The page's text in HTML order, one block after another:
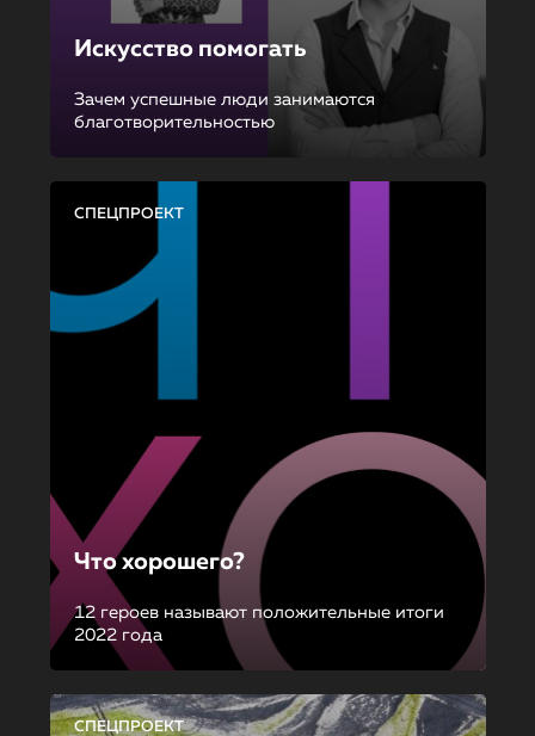
Искусство помогать
Зачем успешные люди занимаются
благотворительностью
СПЕЦПРОЕКТ
Что хорошего?
12 героев называют положительные итоги
2022 года
СПЕЦПРОЕКТ